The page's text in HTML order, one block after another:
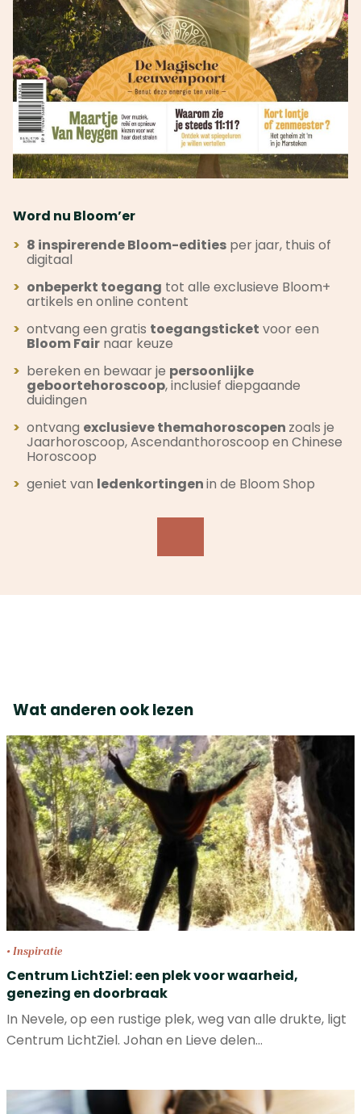
Word nu Bloom’er
> 8 inspirerende Bloom-edities per jaar, thuis of
digitaal
> onbeperkt toegang tot alle exclusieve Bloom+
artikels en online content
> ontvang een gratis toegangsticket voor een
Bloom Fair naar keuze
> bereken en bewaar je persoonlijke
geboortehoroscoop, inclusief diepgaande
duidingen
> ontvang exclusieve themahoroscopen zoals je
Jaarhoroscoop, Ascendanthoroscoop en Chinese
Horoscoop
> geniet van ledenkortingenin de Bloom Shop
Wat anderen ook lezen
• Inspiratie
Centrum LichtZiel: een plek voor waarheid,
genezing en doorbraak
In Nevele, op een rustige plek, weg van alle drukte, ligt
Centrum LichtZiel. Johan en Lieve delen…